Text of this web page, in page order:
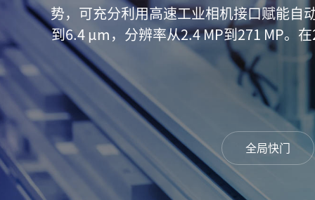
势，可充分利用高速工业相机接口赋能自
到6.4 μm，分辨率从2.4 MP到271 MP。
全局快门